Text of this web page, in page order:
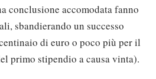
conclusione accomodata fanno
sbandierando un successo
di euro o poco più per il
primo stipendio a causa vinta).